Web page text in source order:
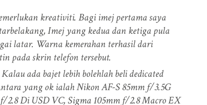
kreativiti. Bagi imej pertama saya
Imej yang kedua dan ketiga pula
latar. Warna kemerahan terhasil dari
pada skrin telefon tersebut.
ada bajet lebih bolehlah beli dedicated
yang ok ialah Nikon AF-S 85mm f/3.5G
Di USD VC, Sigma 105mm f/2.8 Macro EX